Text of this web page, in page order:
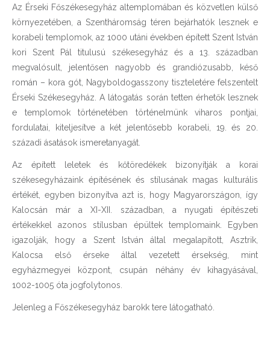
Az Érseki Főszékesegyház altemplomában és közvetlen külső
környezetében, a Szentháromság téren bejárhatók lesznek e
korabeli templomok, az 1000 utáni években épített Szent István
kori Szent Pál titulusú székesegyház és a 13. században
megvalósult, jelentősen nagyobb és grandiózusabb, késő
román – kora gót, Nagyboldogasszony tiszteletére felszentelt
Érseki Székesegyház. A látogatás során tetten érhetők lesznek
e templomok történetében történelmünk viharos pontjai,
fordulatai, kiteljesítve a két jelentősebb korabeli, 19. és 20.
századi ásatások ismeretanyagát.
Az épített leletek és kőtöredékek bizonyítják a korai
székesegyházaink építésének és stílusának magas kulturális
értékét, egyben bizonyítva azt is, hogy Magyarországon, így
Kalocsán már a XI-XII. században, a nyugati építészeti
értékekkel azonos stílusban épültek templomaink. Egyben
igazolják, hogy a Szent István által megalapított, Asztrik,
Kalocsa első érseke által vezetett érsekség, mint
egyházmegyei központ, csupán néhány év kihagyásával,
1002-1005 óta jogfolytonos.
Jelenleg a Főszékesegyház barokk tere látogatható.